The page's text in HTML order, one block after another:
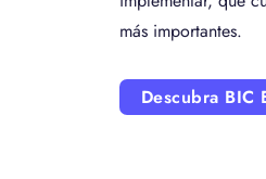
más importantes.
Descubra BIC